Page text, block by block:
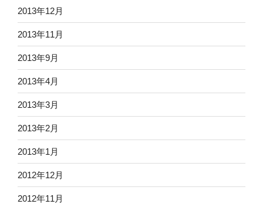
2013年12月
2013年11月
2013年9月
2013年4月
2013年3月
2013年2月
2013年1月
2012年12月
2012年11月